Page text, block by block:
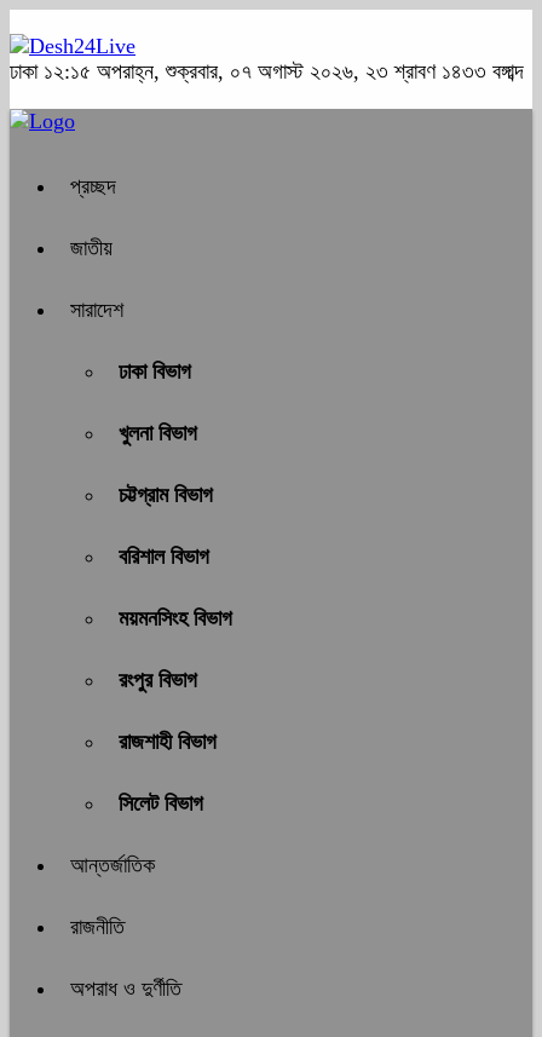
ঢাকা ১২:১৫ অপরাহ্ন, শুক্রবার, ০৭ অগাস্ট ২০২৬, ২৩ শ্রাবণ ১৪৩৩ বঙ্গাব্দ
প্রচ্ছদ
জাতীয়
সারাদেশ
ঢাকা বিভাগ
খুলনা বিভাগ
চট্টগ্রাম বিভাগ
বরিশাল বিভাগ
ময়মনসিংহ বিভাগ
রংপুর বিভাগ
রাজশাহী বিভাগ
সিলেট বিভাগ
আন্তর্জাতিক
রাজনীতি
অপরাধ ও দুর্ণীতি